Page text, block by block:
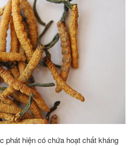
phát hiện có chứa hoạt chất kháng